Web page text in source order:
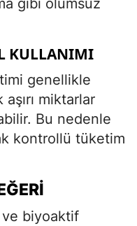
gibi olumsuz
KULLANIMI
genellikle
miktarlar
Bu nedenle
kontrollü tüketim
biyoaktif